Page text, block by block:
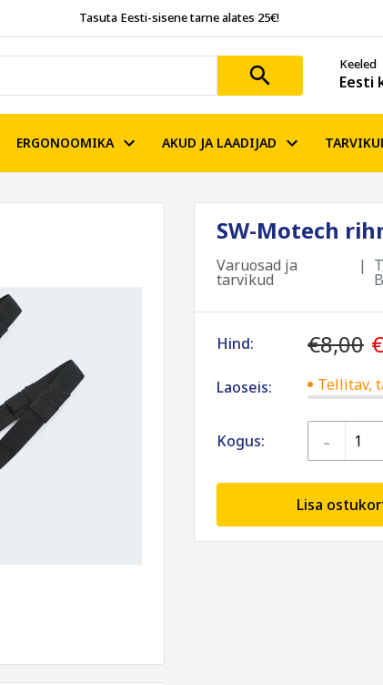
Tasuta Eesti-sisene tarne alates 25€!
Keeled
Eesti
ERGONOOMIKA AKUD JA LAADIJAD
SW-Motech
Varuosad ja
tarvikud
Hind: €8,00
Laoseis: Tellitav,
Kogus: -
Lisa